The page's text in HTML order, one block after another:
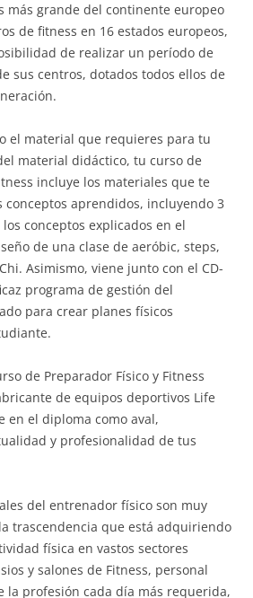
más grande del continente europeo
de fitness en 16 estados europeos,
de realizar un período de
sus centros, dotados todos ellos de
el material que requieres para tu
material didáctico, tu curso de
incluye los materiales que te
aprendidos, incluyendo 3
los conceptos explicados en el
de una clase de aeróbic, steps,
Asimismo, viene junto con el CD-
programa de gestión del
para crear planes físicos
de Preparador Físico y Fitness
de equipos deportivos Life
en el diploma como aval,
y profesionalidad de tus
del entrenador físico son muy
trascendencia que está adquiriendo
física en vastos sectores
y salones de Fitness, personal
la profesión cada día más requerida,